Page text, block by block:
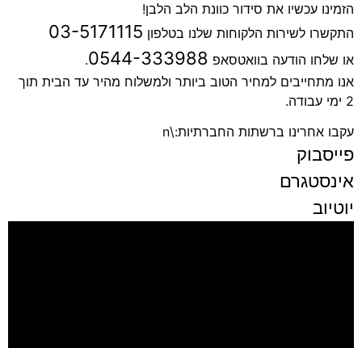
הזמינו עכשיו את סידור כוונת הלב הלבן!
התקשרו לשירות הלקוחות שלנו בטלפון 03-5171115
או שלחו הודעה בוואטסאפ 0544-333988
.
אנו מתחייבים למחיר הטוב ביותר ולמשלוח מהיר עד הבית תוך
2 ימי עבודה.
עקבו אחרינו ברשתות החברתיות:\n
פייסבוק
אינסטגרם
יוטיוב